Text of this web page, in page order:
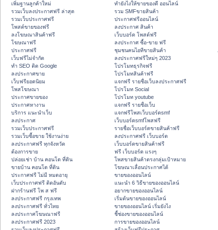
เพิ่มฐานลูกค้าใหม่
รวมเว็บลงประกาศฟรี ล่าสุด
รวมเว็บประกาศฟรี
โพสต์ขายของฟรี
ลงโฆษณาสินค้าฟรี
โฆษณาฟรี
ประกาศฟรี
เว็บฟรีไม่จำกัด
ทำ SEO ติด Google
ลงประกาศขาย
เว็บฟรียอดนิยม
โพสโฆษณา
ประกาศขายของ
ประกาศหางาน
บริการ แนะนำเว็บ
ลงประกาศ
รวมเว็บประกาศฟรี
รวมเว็บซื้อขาย ใช้งานง่าย
ลงประกาศฟรี ทุกจังหวัด
ต้องการขาย
ปล่อยเช่า บ้าน คอนโด ที่ดิน
ขายบ้าน คอนโด ที่ดิน
ประกาศฟรี ไม่มี หมดอายุ
เว็บประกาศฟรี ติดอันดับ
ฝากร้านฟรี โพ ส ฟรี
ลงประกาศฟรี กรุงเทพ
ลงประกาศฟรี ทั่วไทย
ลงประกาศโฆษณาฟรี
ลงประกาศฟรี 2023
ทํายังไงให้ขายของดี ออนไลน์
รวม SMFขายสินค้า
ประกาศฟรีออนไลน์
ลงประกาศ สินค้า
เว็บบอร์ด โพสต์ฟรี
ลงประกาศ ซื้อ-ขาย ฟรี
ชุมชนคนไอทีขายสินค้า
ลงประกาศฟรีใหม่ๆ 2023
โปรโมทธุรกิจฟรี
โปรโมทสินค้าฟรี
แจกฟรี รายชื่อเว็บลงประกาศฟรี
โปรโมท Social
โปรโมท youtube
แจกฟรี รายชื่อเว็บ
แจกฟรีโพสเว็บบอร์ดsmf
เว็บบอร์ดsmfโพสฟรี
รายชื่อเว็บบอร์ดขายสินค้าฟรี
ลงประกาศฟรี เว็บบอร์ด
เว็บบอร์ดขายสินค้าฟรี
ฟรี เว็บบอร์ด แรงๆ
โพสขายสินค้าตรงกลุ่มเป้าหมาย
โฆษณาเลื่อนประกาศได้
ขายของออนไลน์
แนะนำ 6 วิธีขายของออนไลน์
อยากขายของออนไลน์
เริ่มต้นขายของออนไลน์
ขายของออนไลน์ เริ่มยังไง
ชี้ช่องขายของออนไลน์
การขายของออนไลน์